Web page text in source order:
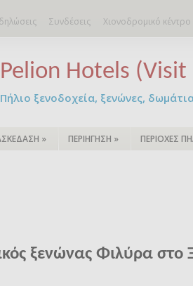
Συνδέσεις Χιονοδρομικό
Pelion Hotels (Visit
Πήλιο ξενοδοχεία, ξενώνες,
» ΠΕΡΙΗΓΗΣΗ » ΠΕΡΙΟΧΕΣ
ξενώνας Φιλύρα στο